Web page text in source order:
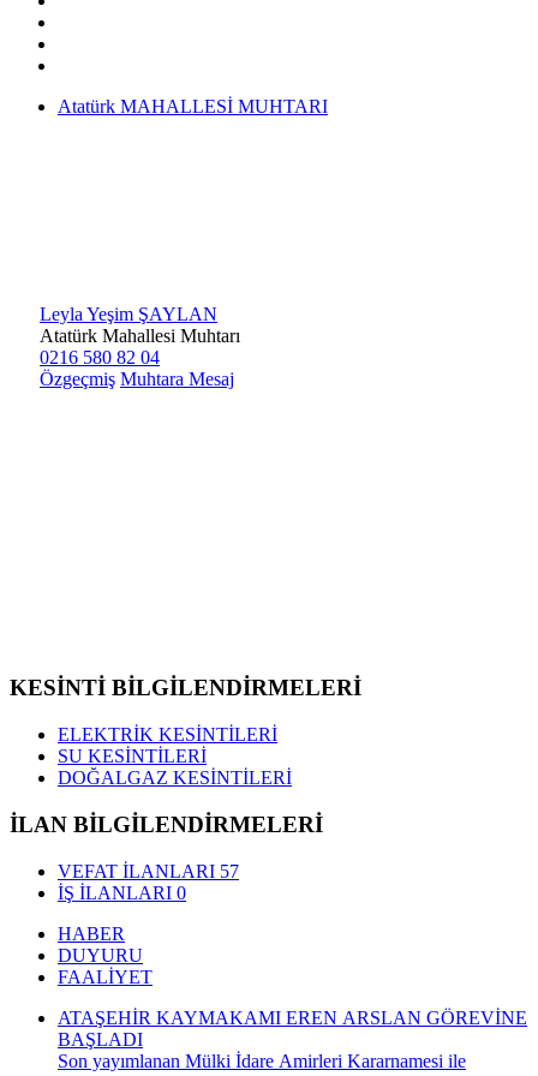
Atatürk MAHALLESİ MUHTARI
Leyla Yeşim ŞAYLAN
Atatürk Mahallesi Muhtarı
0216 580 82 04
Özgeçmiş Muhtara Mesaj
KESİNTİ BİLGİLENDİRMELERİ
ELEKTRİK KESİNTİLERİ
SU KESİNTİLERİ
DOĞALGAZ KESİNTİLERİ
İLAN BİLGİLENDİRMELERİ
VEFAT İLANLARI 57
İŞ İLANLARI 0
HABER
DUYURU
FAALİYET
ATAŞEHİR KAYMAKAMI EREN ARSLAN GÖREVİNE
BAŞLADI
Son yayımlanan Mülki İdare Amirleri Kararnamesi ile